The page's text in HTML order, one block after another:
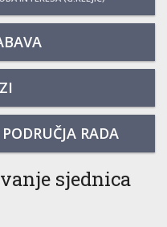
RADA
sjednica